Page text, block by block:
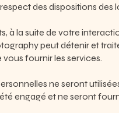
des dispositions des
à la suite de votre
peut détenir et
vous fournir les services.
ne seront
engagé et ne seront